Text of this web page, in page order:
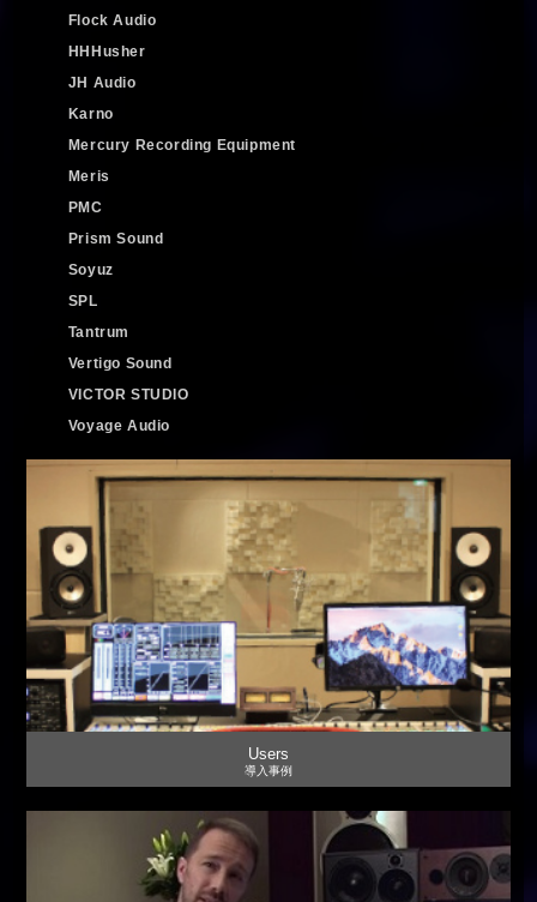
Flock Audio
HHHusher
JH Audio
Karno
Mercury Recording Equipment
Meris
PMC
Prism Sound
Soyuz
SPL
Tantrum
Vertigo Sound
VICTOR STUDIO
Voyage Audio
Users
導入事例